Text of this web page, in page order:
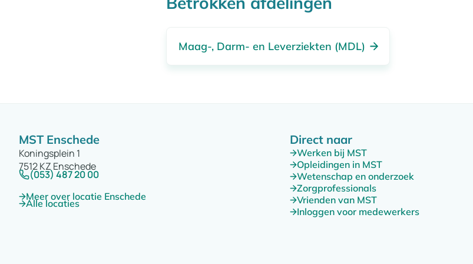
Maag-, Darm- en Leverziekten (MDL)
MST Enschede
Koningsplein 1
7512 KZ Enschede
(053) 487 20 00
Meer over locatie Enschede
Alle locaties
Direct naar
Werken bij MST
Opleidingen in MST
Wetenschap en onderzoek
Zorgprofessionals
Vrienden van MST
Inloggen voor medewerkers